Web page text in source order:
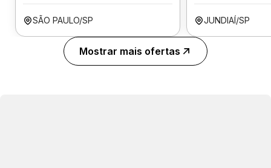
SÃO PAULO/SP JUNDIAÍ/SP
Mostrar mais ofertas